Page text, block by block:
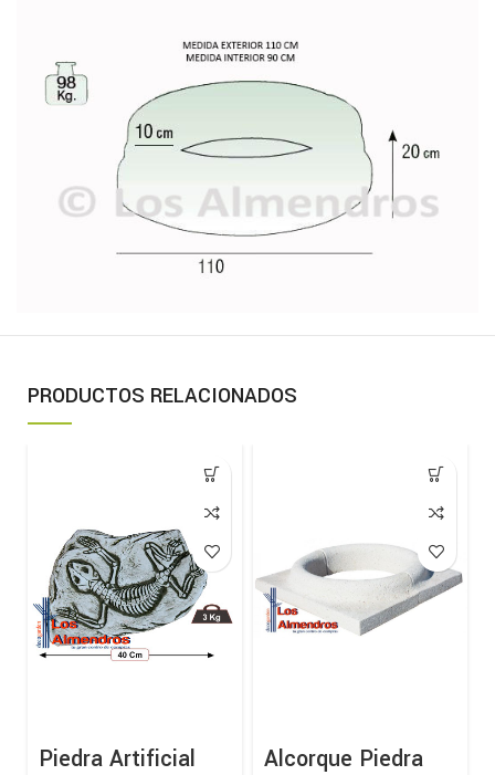
PRODUCTOS RELACIONADOS
Piedra Artificial
Alcorque Piedra